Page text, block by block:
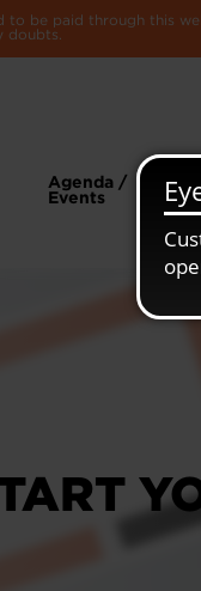
be paid through this
doubts.
Agenda /
Events